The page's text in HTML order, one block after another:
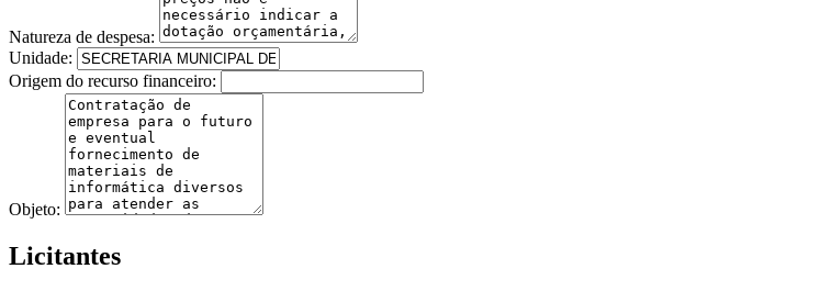
Natureza de despesa:
Unidade:
Origem do recurso financeiro:
Objeto:
Licitantes